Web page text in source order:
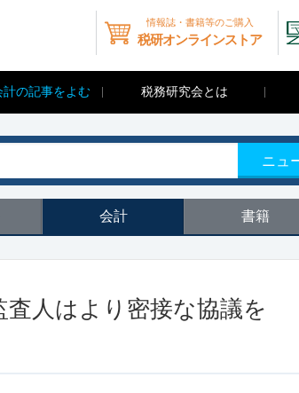
情報誌・書籍等のご購入
税研オンラインストア
計の記事をよむ 税務研究会とは
ニュ
会計 書籍
人はより密接な協議を